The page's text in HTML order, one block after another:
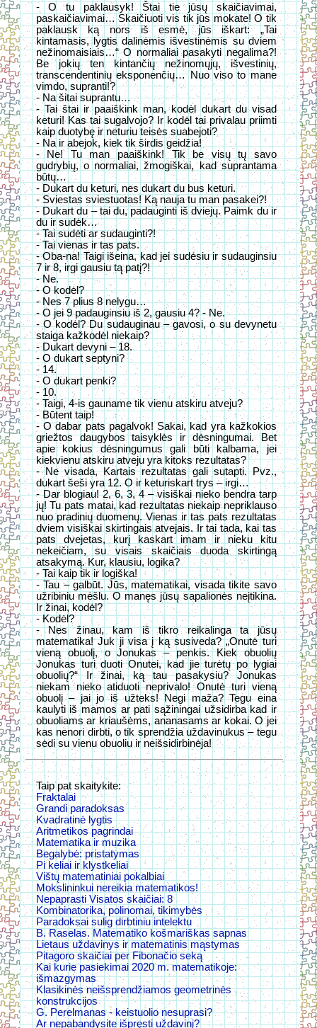
- O tu paklausyk! Štai tie jūsų skaičiavimai,
paskaičiavimai… Skaičiuoti vis tik jūs mokate! O tik
paklausk ką nors iš esmė, jūs iškart: „Tai
kintamasis, lygtis dalinėmis išvestinėmis su dviem
nežinomaisiais…“ O normaliai pasakyti negalima?!
Be jokių ten kintančių nežinomųjų, išvestinių,
transcendentinių eksponenčių… Nuo viso to mane
vimdo, supranti!?
- Na šitai suprantu…
- Tai štai ir paaiškink man, kodėl dukart du visad
keturi! Kas tai sugalvojo? Ir kodėl tai privalau priimti
kaip duotybę ir neturiu teisės suabejoti?
- Na ir abejok, kiek tik širdis geidžia!
- Ne! Tu man paaiškink! Tik be visų tų savo
gudrybių, o normaliai, žmogiškai, kad suprantama
būtų…
- Dukart du keturi, nes dukart du bus keturi.
- Sviestas sviestuotas! Ką nauja tu man pasakei?!
- Dukart du – tai du, padauginti iš dviejų. Paimk du ir
du ir sudėk…
- Tai sudėti ar sudauginti?!
- Tai vienas ir tas pats.
- Oba-na! Taigi išeina, kad jei sudėsiu ir sudauginsiu
7 ir 8, irgi gausiu tą patį?!
- Ne.
- O kodėl?
- Nes 7 plius 8 nelygu…
- O jei 9 padauginsiu iš 2, gausiu 4? - Ne.
- O kodėl? Du sudauginau – gavosi, o su devynetu
staiga kažkodėl niekaip?
- Dukart devyni – 18.
- O dukart septyni?
- 14.
- O dukart penki?
- 10.
- Taigi, 4-is gauname tik vienu atskiru atveju?
- Būtent taip!
- O dabar pats pagalvok! Sakai, kad yra kažkokios
griežtos daugybos taisyklės ir dėsningumai. Bet
apie kokius dėsningumus gali būti kalbama, jei
kiekvienu atskiru atveju yra kitoks rezultatas?
- Ne visada, Kartais rezultatas gali sutapti. Pvz.,
dukart šeši yra 12. O ir keturiskart trys – irgi…
- Dar blogiau! 2, 6, 3, 4 – visiškai nieko bendra tarp
jų! Tu pats matai, kad rezultatas niekaip nepriklauso
nuo pradinių duomenų. Vienas ir tas pats rezultatas
dviem visiškai skirtingais atvejais. Ir tai tada, kai tas
pats dvejetas, kurį kaskart imam ir nieku kitu
nekeičiam, su visais skaičiais duoda skirtingą
atsakymą. Kur, klausiu, logika?
- Tai kaip tik ir logiška!
- Tau – galbūt. Jūs, matematikai, visada tikite savo
užribiniu mėšlu. O manęs jūsų sapalionės neįtikina.
Ir žinai, kodėl?
- Kodėl?
- Nes žinau, kam iš tikro reikalinga ta jūsų
matematika! Juk ji visa į ką susiveda? „Onutė turi
vieną obuolį, o Jonukas – penkis. Kiek obuolių
Jonukas turi duoti Onutei, kad jie turėtų po lygiai
obuolių?“ Ir žinai, ką tau pasakysiu? Jonukas
niekam nieko atiduoti neprivalo! Onutė turi vieną
obuolį – jai jo iš užteks! Negi maža? Tegu eina
kaulyti iš mamos ar pati sąžiningai užsidirba kad ir
obuoliams ar kriaušėms, ananasams ar kokai. O jei
kas nenori dirbti, o tik sprendžia uždavinukus – tegu
sėdi su vienu obuoliu ir neišsidirbinėja!
Taip pat skaitykite:
Fraktalai
Grandi paradoksas
Kvadratinė lygtis
Aritmetikos pagrindai
Matematika ir muzika
Begalybė: pristatymas
Pi keliai ir klystkeliai
Vištų matematiniai pokalbiai
Mokslininkui nereikia matematikos!
Nepaprasti Visatos skaičiai: 8
Kombinatorika, polinomai, tikimybės
Paradoksai sulig dirbtiniu intelektu
B. Raselas. Matematiko košmariškas sapnas
Lietaus uždavinys ir matematinis mąstymas
Pitagoro skaičiai per Fibonačio seką
Kai kurie pasiekimai 2020 m. matematikoje:
išmazgymas
Klasikinės neišsprendžiamos geometrinės
konstrukcijos
G. Perelmanas - keistuolio nesuprasi?
Ar nepabandysite išpręsti uždavinį?